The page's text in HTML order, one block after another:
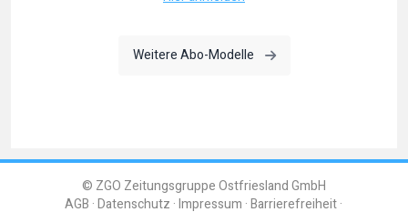
Weitere Abo-Modelle
© ZGO Zeitungsgruppe Ostfriesland GmbH
AGB Datenschutz Impressum Barrierefreiheit